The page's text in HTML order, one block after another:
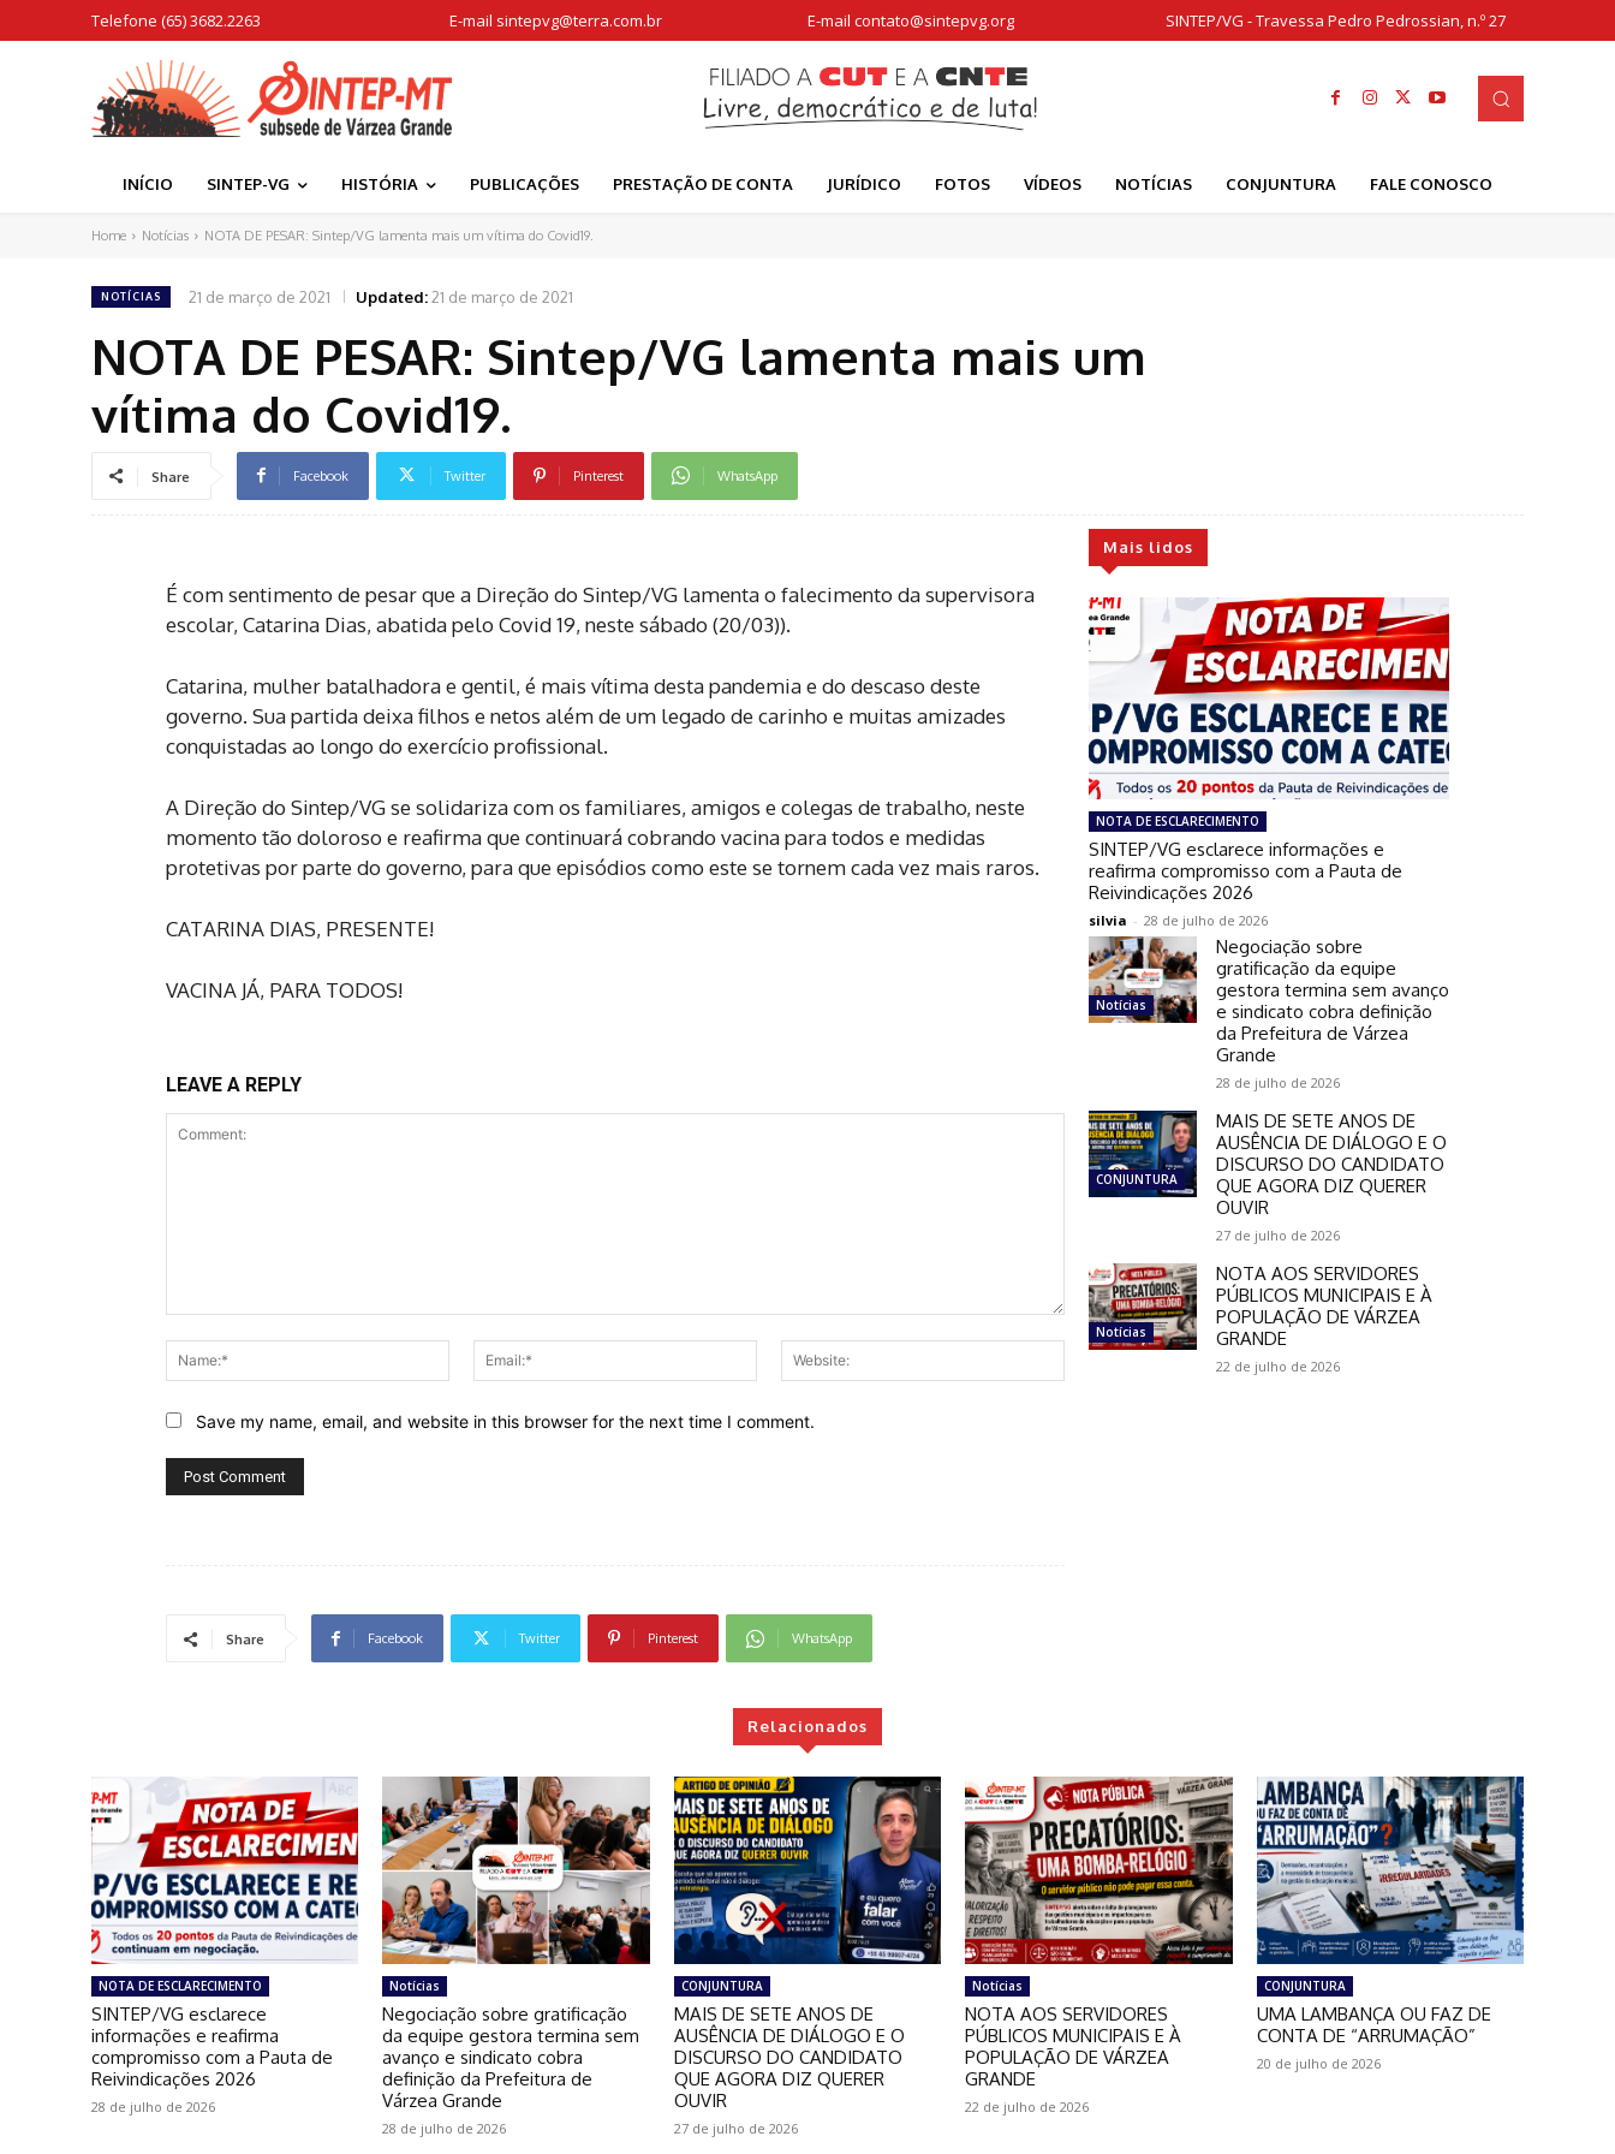
Telefone (65) 3682.2263 E-mail sintepvg@terra.com.br E-mail contato@sintepvg.org SINTEP/VG - Travessa Pedro Pedrossian, n.º 27
INÍCIO SINTEP-VG HISTÓRIA PUBLICAÇÕES PRESTAÇÃO DE CONTA JURÍDICO FOTOS VÍDEOS NOTÍCIAS CONJUNTURA FALE CONOSCO
Home Notícias NOTA DE PESAR: Sintep/VG lamenta mais um vítima do Covid19.
NOTÍCIAS 21 de março de 2021 Updated:21 de março de 2021
NOTA DE PESAR: Sintep/VG lamenta mais um
vítima do Covid19.
Share Facebook Twitter Pinterest WhatsApp
É com sentimento de pesar que a Direção do Sintep/VG lamenta o falecimento da supervisora
escolar, Catarina Dias, abatida pelo Covid 19, neste sábado (20/03)).
Catarina, mulher batalhadora e gentil, é mais vítima desta pandemia e do descaso deste
governo. Sua partida deixa filhos e netos além de um legado de carinho e muitas amizades
conquistadas ao longo do exercício profissional.
A Direção do Sintep/VG se solidariza com os familiares, amigos e colegas de trabalho, neste
momento tão doloroso e reafirma que continuará cobrando vacina para todos e medidas
protetivas por parte do governo, para que episódios como este se tornem cada vez mais raros.
CATARINA DIAS, PRESENTE!
VACINA JÁ, PARA TODOS!
LEAVE A REPLY
Name:*
Email:* Website:
Save my name, email, and website in this browser for the next time I comment.
Share Facebook Twitter Pinterest WhatsApp
Mais lidos
NOTA DE ESCLARECIMENTO
SINTEP/VG esclarece informações e
reafirma compromisso com a Pauta de
Reivindicações 2026
silvia - 28 de julho de 2026
Notícias
Negociação sobre
gratificação da equipe
gestora termina sem avanço
e sindicato cobra definição
da Prefeitura de Várzea
Grande
28 de julho de 2026
CONJUNTURA
MAIS DE SETE ANOS DE
AUSÊNCIA DE DIÁLOGO E O
DISCURSO DO CANDIDATO
QUE AGORA DIZ QUERER
OUVIR
27 de julho de 2026
Notícias
NOTA AOS SERVIDORES
PÚBLICOS MUNICIPAIS E À
POPULAÇÃO DE VÁRZEA
GRANDE
22 de julho de 2026
Relacionados
NOTA DE ESCLARECIMENTO
SINTEP/VG esclarece
informações e reafirma
compromisso com a Pauta de
Reivindicações 2026
28 de julho de 2026
Notícias
Negociação sobre gratificação
da equipe gestora termina sem
avanço e sindicato cobra
definição da Prefeitura de
Várzea Grande
28 de julho de 2026
CONJUNTURA
MAIS DE SETE ANOS DE
AUSÊNCIA DE DIÁLOGO E O
DISCURSO DO CANDIDATO
QUE AGORA DIZ QUERER
OUVIR
27 de julho de 2026
Notícias
NOTA AOS SERVIDORES
PÚBLICOS MUNICIPAIS E À
POPULAÇÃO DE VÁRZEA
GRANDE
22 de julho de 2026
CONJUNTURA
UMA LAMBANÇA OU FAZ DE
CONTA DE “ARRUMAÇÃO”
20 de julho de 2026